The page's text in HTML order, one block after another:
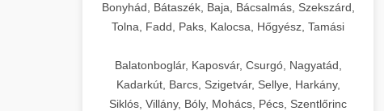
Bonyhád, Bátaszék, Baja, Bácsalmás, Szekszárd,
Tolna, Fadd, Paks, Kalocsa, Hőgyész, Tamási
Balatonboglár, Kaposvár, Csurgó, Nagyatád,
Kadarkút, Barcs, Szigetvár, Sellye, Harkány,
Siklós, Villány, Bóly, Mohács, Pécs, Szentlőrinc